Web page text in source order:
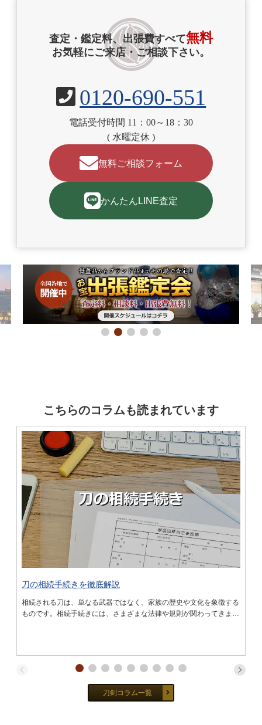
査定・鑑定料、出張費すべて無料
お気軽にご来店・ご相談下さい。
0120-690-551
電話受付時間 11：00～18：30
( 水曜定休 )
無料ご相談フォーム
かんたんLINE査定
こちらのコラムも読まれています
刀の相続手続きを徹底解説
相続される刀は、単なる武器ではなく、家族の歴史や文化を象徴する
ものです。相続手続きには、さまざまな法律や規則が関わってきます
刀剣コラム一覧